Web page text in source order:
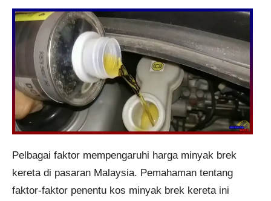
Pelbagai faktor mempengaruhi harga minyak brek
kereta di pasaran Malaysia. Pemahaman tentang
faktor-faktor penentu kos minyak brek kereta ini